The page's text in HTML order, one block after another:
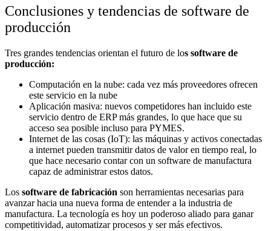
Conclusiones y tendencias de software de
producción
Tres grandes tendencias orientan el futuro de los software de
producción:
Computación en la nube: cada vez más proveedores ofrecen
este servicio en la nube
Aplicación masiva: nuevos competidores han incluido este
servicio dentro de ERP más grandes, lo que hace que su
acceso sea posible incluso para PYMES.
Internet de las cosas (IoT): las máquinas y activos conectadas
a internet pueden transmitir datos de valor en tiempo real, lo
que hace necesario contar con un software de manufactura
capaz de administrar estos datos.
Los software de fabricación son herramientas necesarias para
avanzar hacia una nueva forma de entender a la industria de
manufactura. La tecnología es hoy un poderoso aliado para ganar
competitividad, automatizar procesos y ser más efectivos.